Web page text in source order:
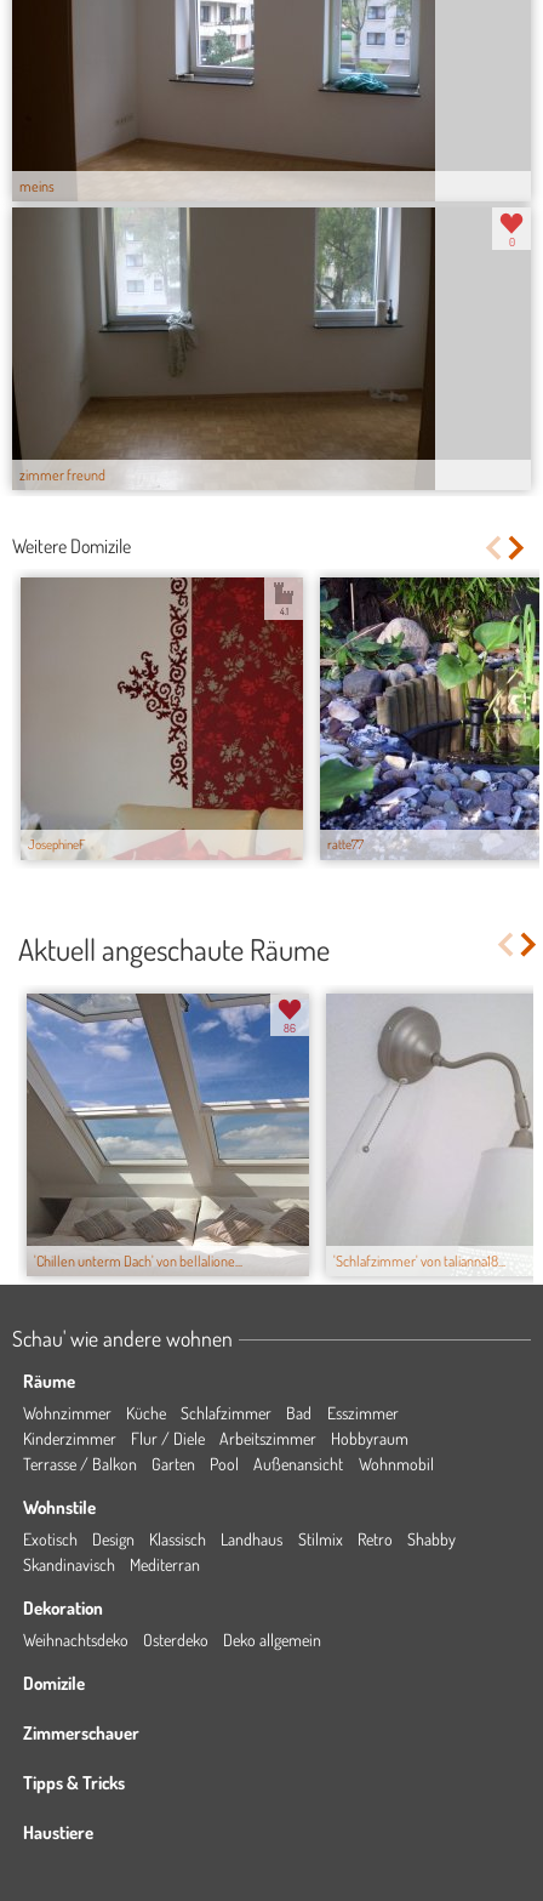
meins
zimmer freund
0
Weitere Domizile
JosephineF
4.1
ratte77
Aktuell angeschaute Räume
'Chillen unterm Dach' von bellalione...
86
'Schlafzimmer' von talianna18...
Schau' wie andere wohnen
Räume
Wohnzimmer Küche Schlafzimmer Bad
Esszimmer
Kinderzimmer
Flur / Diele Arbeitszimmer
Hobbyraum
Terrasse / Balkon
Garten Pool Außenansicht Wohnmobil
Wohnstile
Exotisch Design Klassisch Landhaus Stilmix Retro
Shabby
Skandinavisch
Mediterran
Dekoration
Weihnachtsdeko Osterdeko Deko allgemein
Domizile
Zimmerschauer
Tipps & Tricks
Haustiere